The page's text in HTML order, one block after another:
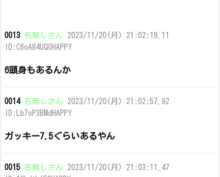
0013 名無しさん 2023/11/20(月) 21:02:19.11
ID:C6oA84UQ0HAPPY
6頭身もあるんか
0014 名無しさん 2023/11/20(月) 21:02:57.92
ID:Lb7oP3BMdHAPPY
ガッキー7.5ぐらいあるやん
0015 名無しさん 2023/11/20(月) 21:03:11.47